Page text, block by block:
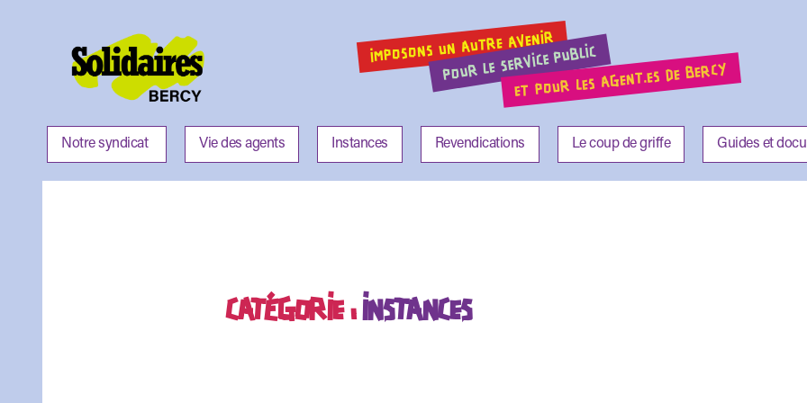
Bercy
IMPOSONS UN AUTRE AVENIR
POUR LE SERVICE PUBLIC
ET POUR LES AGENT.ES DE BERCY
Notre syndicat Vie des agents Instances Revendications Le coup de griffe Guides et
CATÉGORIE :INSTANCES